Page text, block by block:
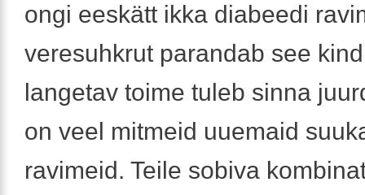
ongi eeskätt ikka diabeedi
veresuhkrut parandab see
langetav toime tuleb sinna
on veel mitmeid uuemaid
ravimeid. Teile sobiva